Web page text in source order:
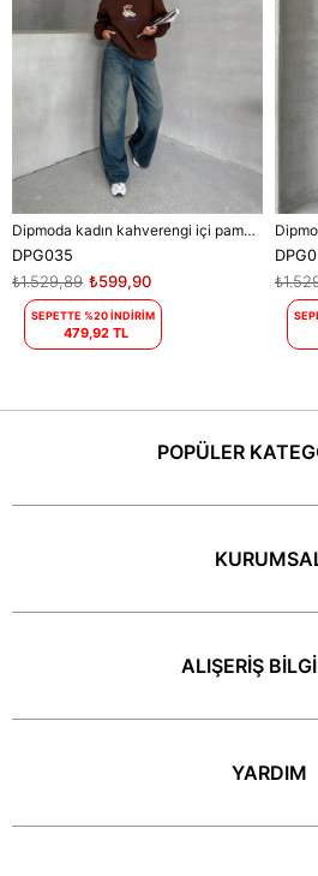
Dipmoda kadın kahverengi içi pamuklu nakış detaylı sweat DPG035
DPG035
₺599,90
₺1.529,89
SEPETTE %20 İNDİRİM
479,92 TL
POPÜLER
ALIŞERİŞ
YARDIM